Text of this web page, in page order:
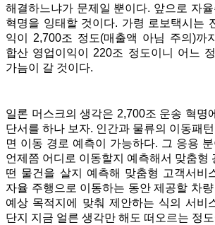
해결하느냐가 문제일 뿐이다. 앞으로 자
혁명을 잉태할 것이다. 가령 로보택시는
익이 2,700조 정도(매출액 아님 주의)까
합산 영업이익이 220조 정도이니 어느
가늠이 갈 것이다.
일론 머스크의 생각은 2,700조 운송 혁명
단서를 하나 보자. 인간과 물류의 이동패
면 이동 경로 예측이 가능하다. 그 응용
언제쯤 어디로 이동할지 예측해서 맞춤형
떤 물건을 살지 예측해 맞춤형 고객서비
자율 주행으로 이동하는 동안 제공할 차
예상 목적지에 맞춰 제안하는 식의 서비
단지 지금 얼른 생각만 해도 떠오르는 정